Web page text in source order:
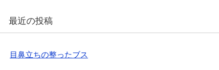
最近の投稿
目鼻立ちの整ったブス